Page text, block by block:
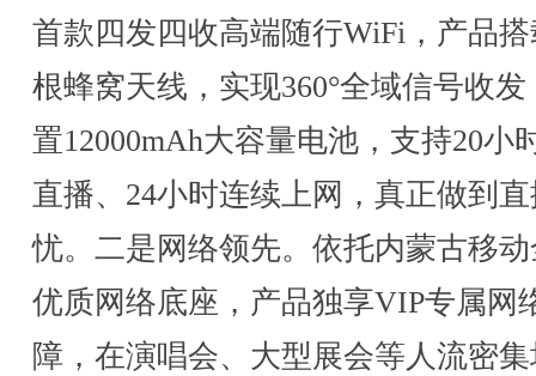
首款四发四收高端随行WiFi，产品搭
根蜂窝天线，实现360°全域信号收发
置12000mAh大容量电池，支持20小
直播、24小时连续上网，真正做到
忧。二是网络领先。依托内蒙古移
优质网络底座，产品独享VIP专属网
障，在演唱会、大型展会等人流密